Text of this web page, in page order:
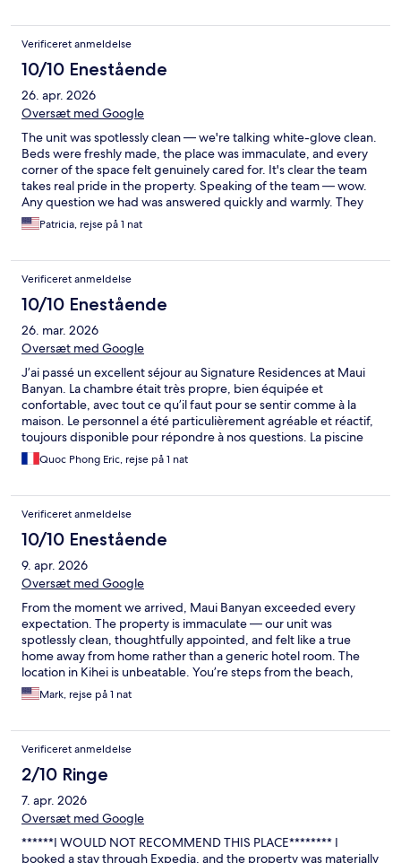
Verificeret anmeldelse
10/10 Enestående
26. apr. 2026
Oversæt med Google
The unit was spotlessly clean — we're talking white-glove clean.
Beds were freshly made, the place was immaculate, and every
corner of the space felt genuinely cared for. It's clear the team
takes real pride in the property. Speaking of the team — wow.
Any question we had was answered quickly and warmly. They
felt less like a property management company and more like
locals who actually wanted us to have the best trip possible.
Patricia, rejse på 1 nat
Verificeret anmeldelse
10/10 Enestående
26. mar. 2026
Oversæt med Google
J’ai passé un excellent séjour au Signature Residences at Maui
Banyan. La chambre était très propre, bien équipée et
confortable, avec tout ce qu’il faut pour se sentir comme à la
maison. Le personnel a été particulièrement agréable et réactif,
toujours disponible pour répondre à nos questions. La piscine
est très bien entretenue et agréable pour se détendre après
une journée de visite, et le bain à remous était suffisamment
plus, avec la plage à proximité et un cadre magnifique. C’est un
endroit idéal pour se reposer tout en ayant accès facilement aux
activités de l’île. Je recommande sans hésiter cet hébergement
pour un séjour à Maui !
Quoc Phong Eric, rejse på 1 nat
Verificeret anmeldelse
10/10 Enestående
9. apr. 2026
Oversæt med Google
From the moment we arrived, Maui Banyan exceeded every
expectation. The property is immaculate — our unit was
spotlessly clean, thoughtfully appointed, and felt like a true
home away from home rather than a generic hotel room. The
location in Kihei is unbeatable. You’re steps from the beach,
walking distance to great restaurants and shops along South
Kihei Road, and perfectly positioned to explore everything
far for anything. The pool and amenities are outstanding —
well-maintained, never overcrowded, and a genuinely relaxing
place to spend the afternoon after a morning at the beach. It’s
the kind of resort where you don’t feel the need to leave. What
really set this stay apart was the responsiveness of the host.
Every question we had was answered quickly and warmly — it
check-in to checkout.
Mark, rejse på 1 nat
Verificeret anmeldelse
2/10 Ringe
7. apr. 2026
Oversæt med Google
******I WOULD NOT RECOMMEND THIS PLACE******** I
booked a stay through Expedia, and the property was materially